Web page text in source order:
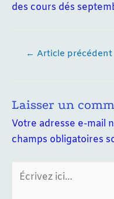
des cours dés
Navigation
← Article précédent
Laisser un
Votre adresse e-mail
champs obligatoires
Écrivez